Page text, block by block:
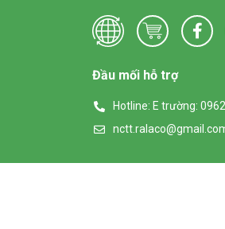
Đầu mối hỗ trợ
Hotline: E trường: